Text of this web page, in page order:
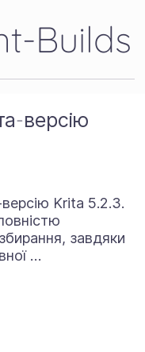
Builds
версію
Krita 5.2.3.
завдяки
…